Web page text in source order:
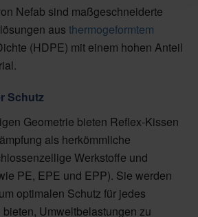
Nefab sind maßgeschneiderte
aus thermogeformtem
(HDPE) mit einem hohen Anteil
Schutz
Geometrie bieten Reflex-Kissen
als herkömmliche
Werkstoffe und
PE, EPE und EPP). Sie werden
optimalen Schutz für jedes
Umweltbelastungen zu